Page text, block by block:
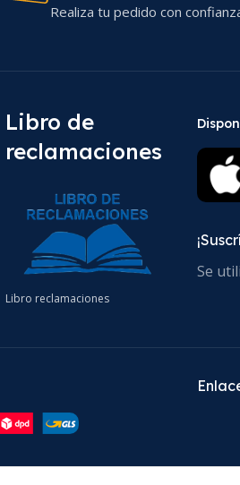
Realiza tu pedido con
Libro de
reclamaciones
Libro reclamaciones
Se